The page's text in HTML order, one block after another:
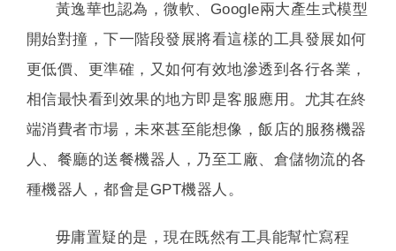
黃逸華也認為，微軟、Google兩大產生式模型
開始對撞，下一階段發展將看這樣的工具發展如何
更低價、更準確，又如何有效地滲透到各行各業，
相信最快看到效果的地方即是客服應用。尤其在終
端消費者市場，未來甚至能想像，飯店的服務機器
人、餐廳的送餐機器人，乃至工廠、倉儲物流的各
種機器人，都會是GPT機器人。
毋庸置疑的是，現在既然有工具能幫忙寫程